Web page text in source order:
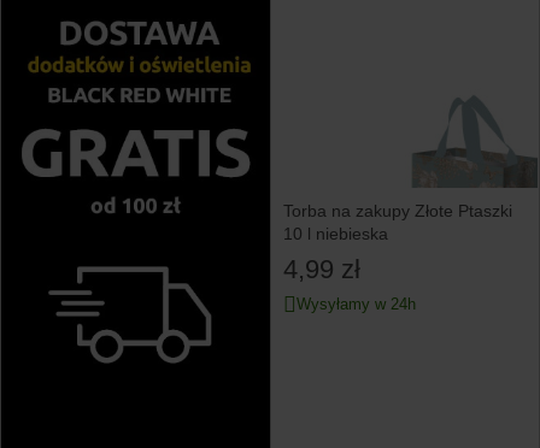
Torba na zakupy Złote Ptaszki
10 l niebieska
4,99 zł
Wysyłamy w 24h